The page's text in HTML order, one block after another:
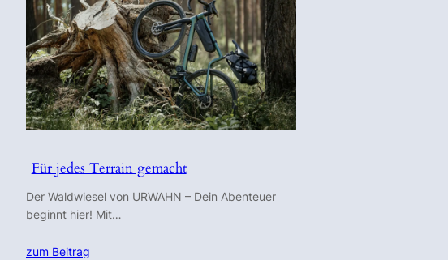
Für jedes Terrain gemacht
Der Waldwiesel von URWAHN – Dein Abenteuer
beginnt hier! Mit…
zum Beitrag